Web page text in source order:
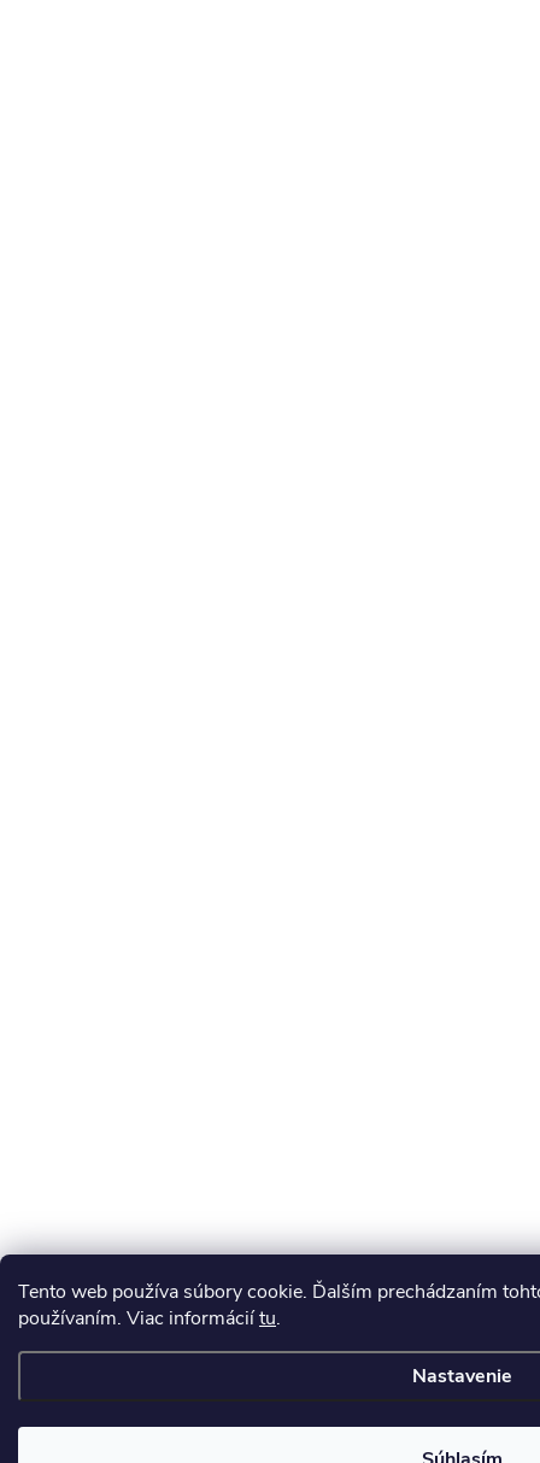
Tento web používa súbory cookie. Ďalším prechádzaním
používaním. Viac informáciítu.
Nastavenie